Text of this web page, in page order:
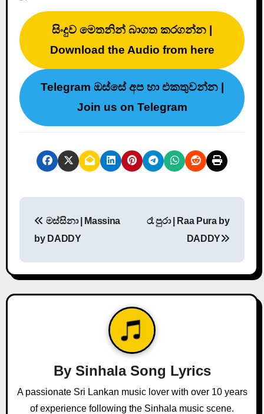
සිංදුව මෙතනින් බාගත කරගන්න |
Download the Audio from here
Telegram ඔස්සේ අප හා එකතුවන්න |
Join us on Telegram
s
t
g
මස්සිනා | Massina
by DADDY
රෑ පුරා | Raa Pura by
DADDY
By Sinhala Song Lyrics
A passionate Sri Lankan music lover with over 10 years
of experience following the Sinhala music scene.